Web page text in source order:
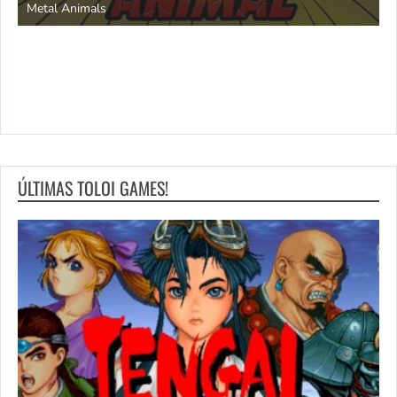
Metal Animals
ÚLTIMAS TOLOI GAMES!